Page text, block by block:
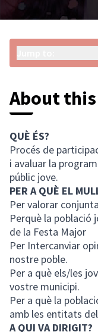
About
QUÈ ÉS?
Procés de
i avaluar la
públic jove.
PER A QUÈ EL
Per valorar
Perquè la població
de la Festa Major
Per Intercanviar
nostre poble.
Per a què els/les
vostre municipi.
Per a què la
amb les entitats
A QUI VA DIRIGIT?